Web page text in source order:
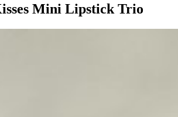
Mini Lipstick Trio